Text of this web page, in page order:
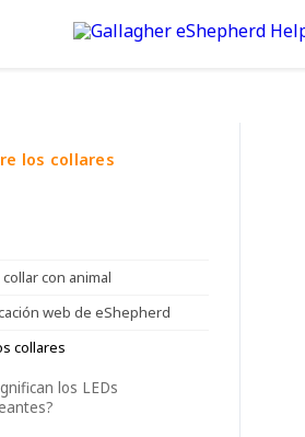
los collares
con animal
web de eShepherd
collares
los LEDs